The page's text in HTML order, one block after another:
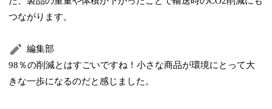
つながります。
編集部
98％の削減とはすごいですね！小さな商品が環境にとって大
きな一歩になるのだと感じました。